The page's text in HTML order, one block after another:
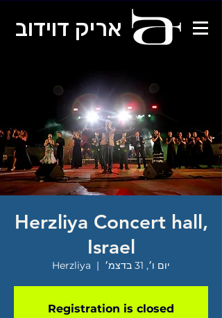
אריק דוידוב
Herzliya Concert hall,
Israel
יום ו׳, 31 בדצמ׳
  |
Herzliya
Registration is closed